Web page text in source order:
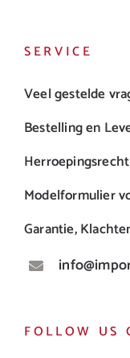
SERVICE
Veel gestelde
Bestelling en
Herroepingsrecht
Modelformulier
Garantie,
FOLLOW US